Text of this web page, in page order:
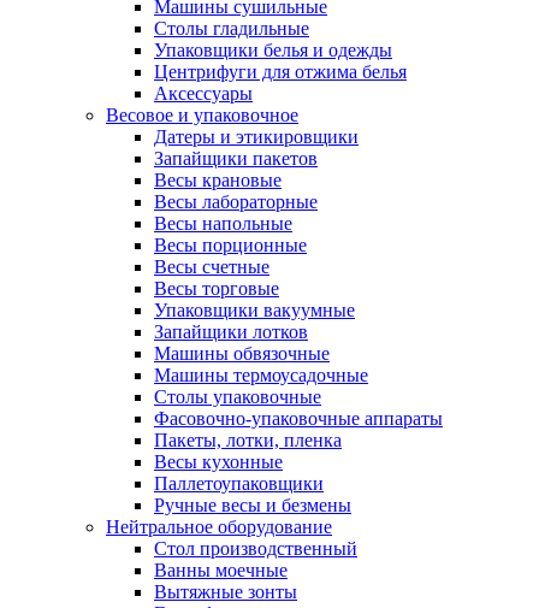
Машины сушильные
Столы гладильные
Упаковщики белья и одежды
Центрифуги для отжима белья
Аксессуары
Весовое и упаковочное
Датеры и этикировщики
Запайщики пакетов
Весы крановые
Весы лабораторные
Весы напольные
Весы порционные
Весы счетные
Весы торговые
Упаковщики вакуумные
Запайщики лотков
Машины обвязочные
Машины термоусадочные
Столы упаковочные
Фасовочно-упаковочные аппараты
Пакеты, лотки, пленка
Весы кухонные
Паллетоупаковщики
Ручные весы и безмены
Нейтральное оборудование
Cтол производственный
Ванны моечные
Вытяжные зонты